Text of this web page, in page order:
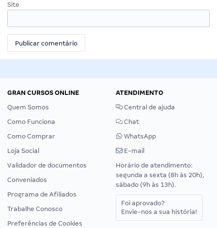
Site
GRAN CURSOS ONLINE
Quem Somos
Como Funciona
Como Comprar
Loja Social
Validador de documentos
Conveniados
Programa de Afiliados
Trabalhe Conosco
Preferências de Cookies
ATENDIMENTO
Central de ajuda
Chat
WhatsApp
E-mail
Horário de atendimento:
segunda a sexta (8h às 20h),
sábado (9h às 13h).
Foi aprovado?
Envie-nos a sua história!